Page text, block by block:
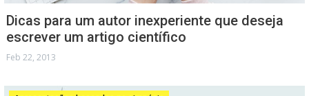
Dicas para um autor inexperiente que deseja
escrever um artigo científico
Feb 22, 2013